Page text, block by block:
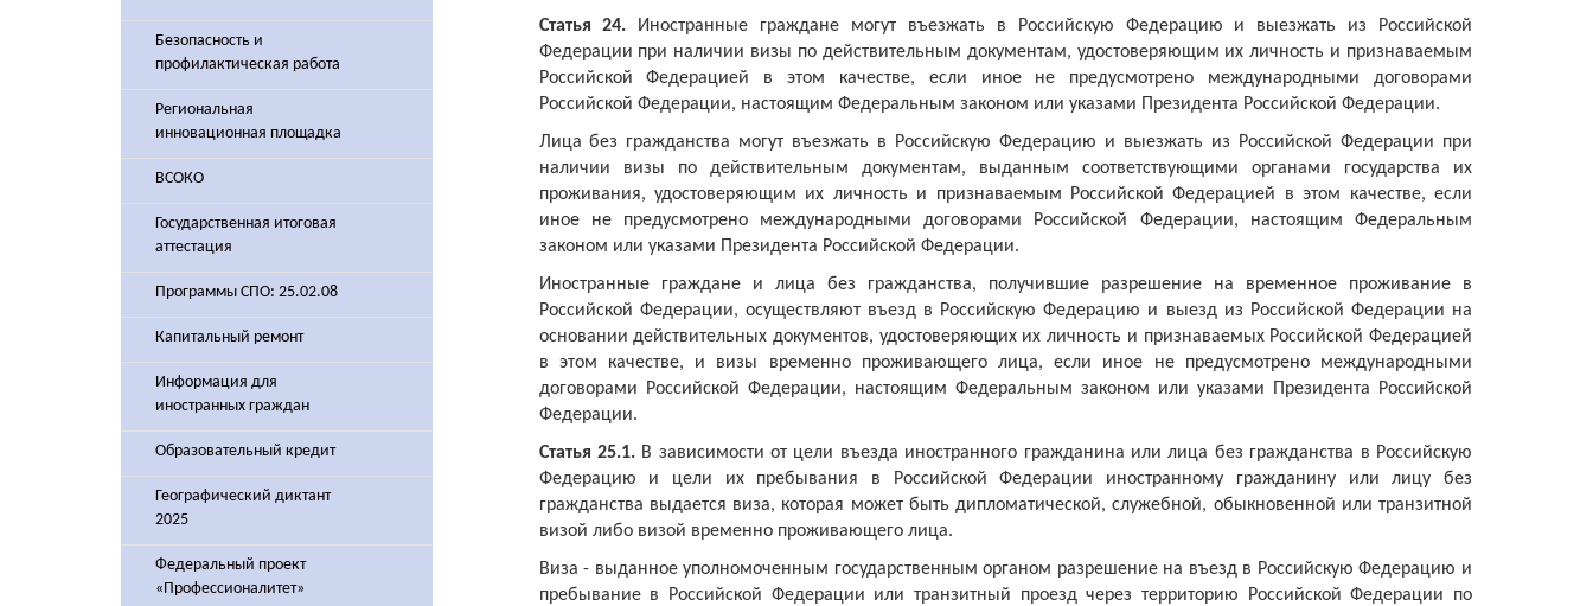
Безопасность и
профилактическая работа
Региональная
инновационная площадка
ВСОКО
Государственная итоговая
аттестация
Программы СПО: 25.02.08
Капитальный ремонт
Информация для
иностранных граждан
Образовательный кредит
Географический диктант
2025
Федеральный проект
«Профессионалитет»
Статья 24. Иностранные граждане могут въезжать в Российскую Федерацию и выезжать из Российской
Федерации при наличии визы по действительным документам, удостоверяющим их личность и признаваемым
Российской Федерацией в этом качестве, если иное не предусмотрено международными договорами
Российской Федерации, настоящим Федеральным законом или указами Президента Российской Федерации.
Лица без гражданства могут въезжать в Российскую Федерацию и выезжать из Российской Федерации при
наличии визы по действительным документам, выданным соответствующими органами государства их
проживания, удостоверяющим их личность и признаваемым Российской Федерацией в этом качестве, если
иное не предусмотрено международными договорами Российской Федерации, настоящим Федеральным
законом или указами Президента Российской Федерации.
Иностранные граждане и лица без гражданства, получившие разрешение на временное проживание в
Российской Федерации, осуществляют въезд в Российскую Федерацию и выезд из Российской Федерации на
основании действительных документов, удостоверяющих их личность и признаваемых Российской Федерацией
в этом качестве, и визы временно проживающего лица, если иное не предусмотрено международными
договорами Российской Федерации, настоящим Федеральным законом или указами Президента Российской
Федерации.
Статья 25.1.В зависимости от цели въезда иностранного гражданина или лица без гражданства в Российскую
Федерацию и цели их пребывания в Российской Федерации иностранному гражданину или лицу без
гражданства выдается виза, которая может быть дипломатической, служебной, обыкновенной или транзитной
визой либо визой временно проживающего лица.
Виза - выданное уполномоченным государственным органом разрешение на въезд в Российскую Федерацию и
пребывание в Российской Федерации или транзитный проезд через территорию Российской Федерации по